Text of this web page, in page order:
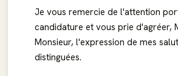
Je vous remercie de l'attention
candidature et vous prie d'agréer,
Monsieur, l'expression de mes
distinguées.